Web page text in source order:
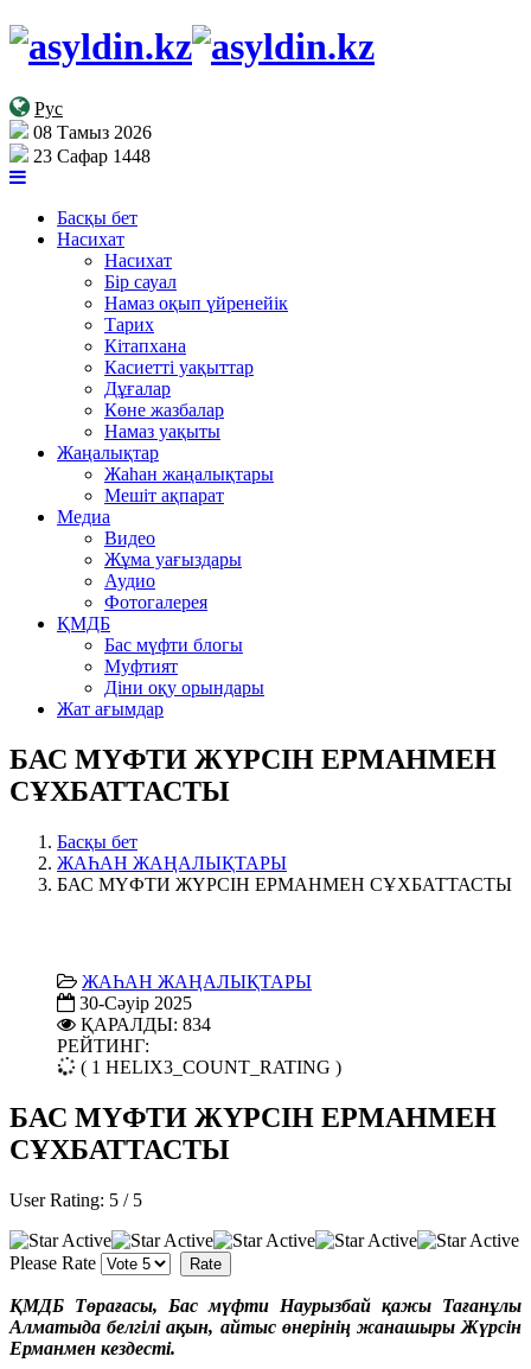
Рус
08 Тамыз 2026
23 Сафар 1448
Басқы бет
Насихат
Насихат
Бір сауал
Намаз оқып үйренейік
Тарих
Кітапхана
Касиетті уақыттар
Дұғалар
Көне жазбалар
Намаз уақыты
Жаңалықтар
Жаһан жаңалықтары
Мешіт ақпарат
Медиа
Видео
Жұма уағыздары
Аудио
Фотогалерея
ҚМДБ
Бас мүфти блогы
Муфтият
Діни оқу орындары
Жат ағымдар
БАС МҮФТИ ЖҮРСІН ЕРМАНМЕН
СҰХБАТТАСТЫ
Басқы бет
ЖАҺАН ЖАҢАЛЫҚТАРЫ
БАС МҮФТИ ЖҮРСІН ЕРМАНМЕН СҰХБАТТАСТЫ
ЖАҺАН ЖАҢАЛЫҚТАРЫ
30-Сәуір 2025
ҚАРАЛДЫ: 834
РЕЙТИНГ:
( 1 HELIX3_COUNT_RATING )
БАС МҮФТИ ЖҮРСІН ЕРМАНМЕН
СҰХБАТТАСТЫ
User Rating: 5 / 5
Please Rate
ҚМДБ Төрағасы, Бас мүфти Наурызбай қажы Тағанұлы
Алматыда белгілі ақын, айтыс өнерінің жанашыры Жүрсін
Ерманмен кездесті.